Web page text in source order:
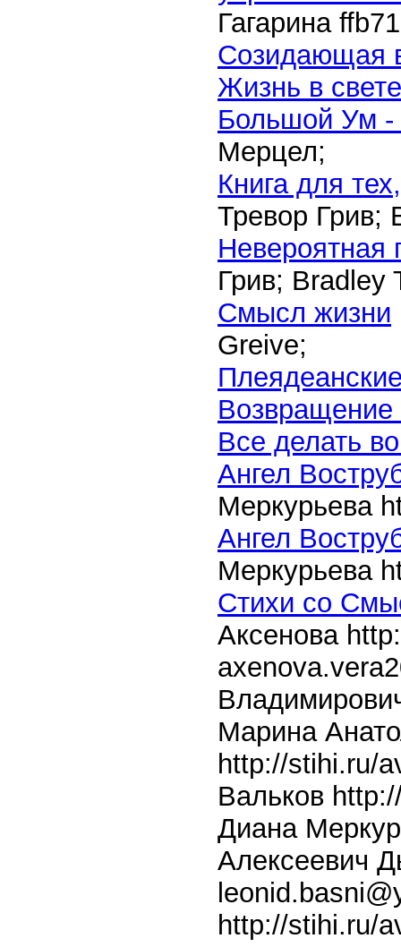
Гагарина
Созидающая
Жизнь в свете
Большой Ум
Мерцел;
Книга для
Тревор Грив;
Невероятная
Грив; Bradley
Смысл жизни
Greive;
Возвращение
Все делать
Ангел
Меркурьева
Ангел
Меркурьева
Стихи со
Аксенова
Марина
http://stihi.ru/
Вальков
Диана
Алексеевич
http://stihi.ru/